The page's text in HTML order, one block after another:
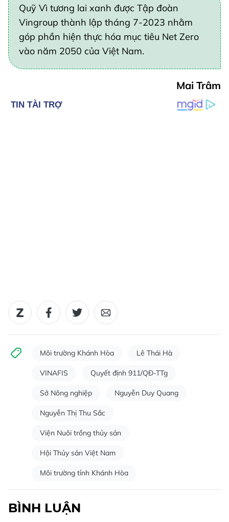
Quỹ Vì tương lai xanh được Tập đoàn
Vingroup thành lập tháng 7-2023 nhằm
góp phần hiện thực hóa mục tiêu Net Zero
vào năm 2050 của Việt Nam.
Mai Trâm
Môi trường Khánh Hòa Lê Thái Hà
VINAFIS Quyết định 911/QĐ-TTg
Sở Nông nghiệp Nguyễn Duy Quang
Nguyễn Thị Thu Sắc
Viện Nuôi trồng thủy sản
Hội Thủy sản Việt Nam
Môi trường tỉnh Khánh Hòa
BÌNH LUẬN